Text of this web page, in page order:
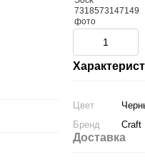
Цвет
Бренд
Craft
Доставка